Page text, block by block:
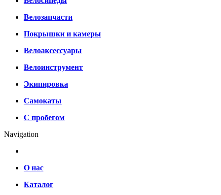
Велозапчасти
Покрышки и камеры
Велоаксессуары
Велоинструмент
Экипировка
Самокаты
С пробегом
Navigation
О нас
Каталог